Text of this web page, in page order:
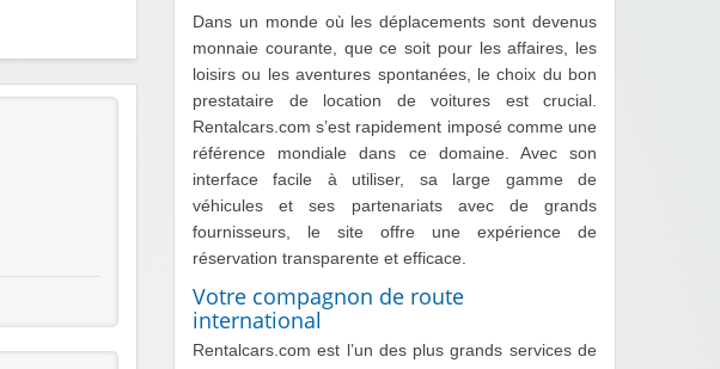
Dans un monde où les déplacements sont devenus
monnaie courante, que ce soit pour les affaires, les
loisirs ou les aventures spontanées, le choix du bon
prestataire de location de voitures est crucial.
Rentalcars.com s’est rapidement imposé comme une
référence mondiale dans ce domaine. Avec son
interface facile à utiliser, sa large gamme de
véhicules et ses partenariats avec de grands
fournisseurs, le site offre une expérience de
réservation transparente et efficace.
Votre compagnon de route
international
Rentalcars.com est l’un des plus grands services de